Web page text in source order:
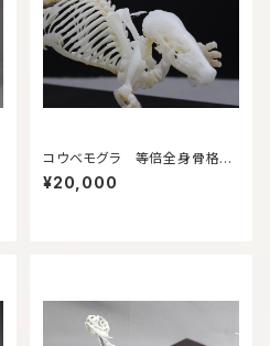
コウベモグラ 等倍全身骨格模
型
¥20,000